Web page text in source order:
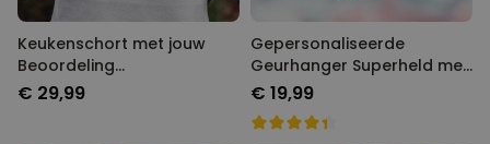
Keukenschort met jouw
Beoordeling
Gepersonaliseerd
€ 29,99
Gepersonaliseerde
Geurhanger Superheld met
Gezicht set van 2
€ 19,99